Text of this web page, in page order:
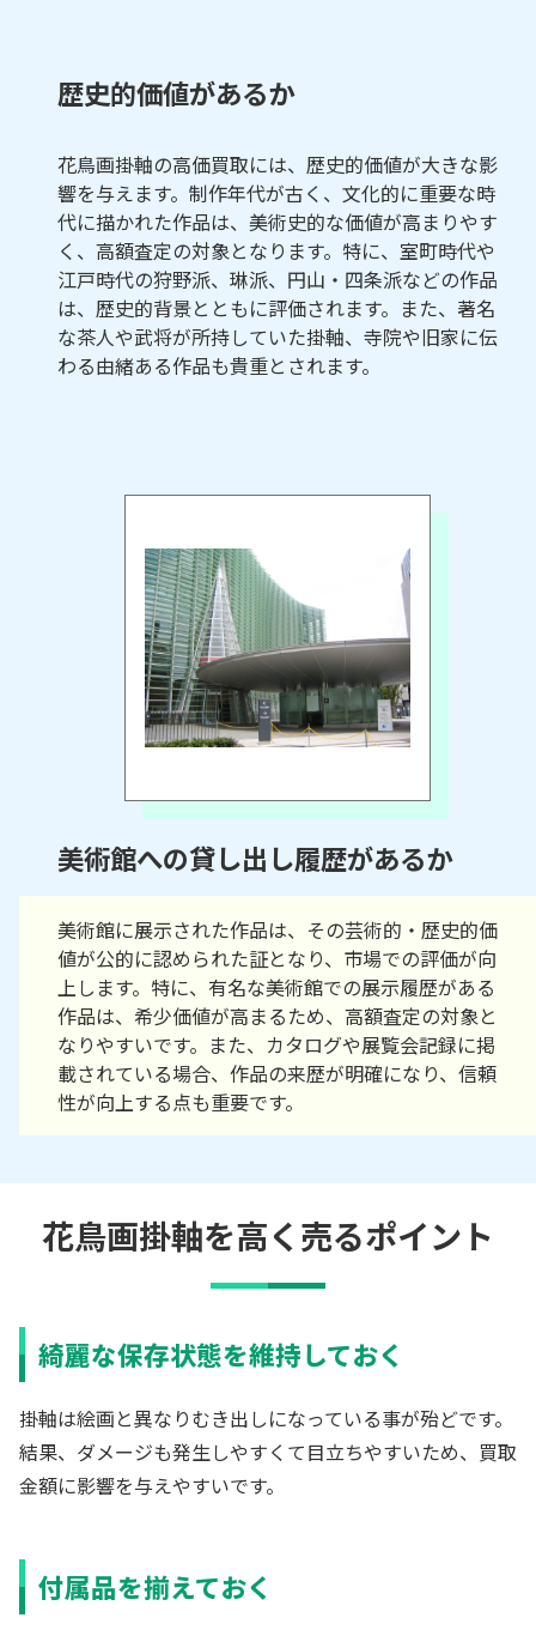
歴史的価値があるか
花鳥画掛軸の高価買取には、歴史的価値が大きな影
響を与えます。制作年代が古く、文化的に重要な時
代に描かれた作品は、美術史的な価値が高まりやす
く、高額査定の対象となります。特に、室町時代や
江戸時代の狩野派、琳派、円山・四条派などの作品
は、歴史的背景とともに評価されます。また、著名
な茶人や武将が所持していた掛軸、寺院や旧家に伝
わる由緒ある作品も貴重とされます。
美術館への貸し出し履歴があるか
美術館に展示された作品は、その芸術的・歴史的価
値が公的に認められた証となり、市場での評価が向
上します。特に、有名な美術館での展示履歴がある
作品は、希少価値が高まるため、高額査定の対象と
なりやすいです。また、カタログや展覧会記録に掲
載されている場合、作品の来歴が明確になり、信頼
性が向上する点も重要です。
花鳥画掛軸を高く売るポイント
綺麗な保存状態を維持しておく
掛軸は絵画と異なりむき出しになっている事が殆どです。
結果、ダメージも発生しやすくて目立ちやすいため、買取
金額に影響を与えやすいです。
付属品を揃えておく